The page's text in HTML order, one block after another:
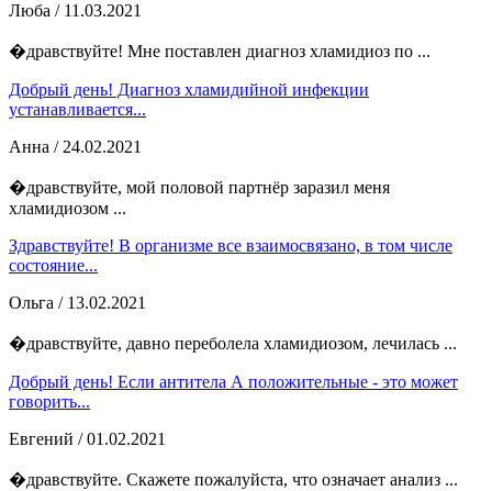
Люба / 11.03.2021
�дравствуйте! Мне поставлен диагноз хламидиоз по ...
Добрый день! Диагноз хламидийной инфекции
устанавливается...
Анна / 24.02.2021
�дравствуйте, мой половой партнёр заразил меня
хламидиозом ...
Здравствуйте! В организме все взаимосвязано, в том числе
состояние...
Ольга / 13.02.2021
�дравствуйте, давно переболела хламидиозом, лечилась ...
Добрый день! Если антитела А положительные - это может
говорить...
Евгений / 01.02.2021
�дравствуйте. Скажете пожалуйста, что означает анализ ...